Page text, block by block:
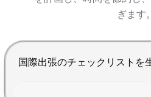
料金
サインイン
ぎます。
Enterで送信、Shift+Enterで